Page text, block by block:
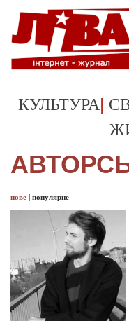
КУЛЬТУРА|
нове | популярне